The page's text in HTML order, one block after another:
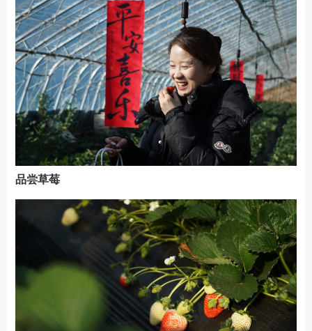
品尝草莓